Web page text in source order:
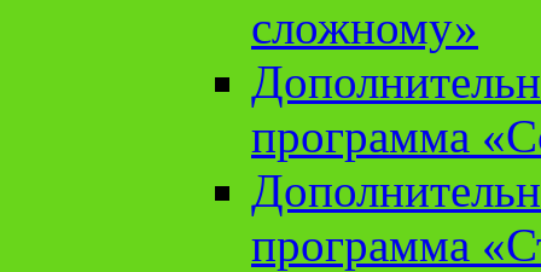
сложному»
программа
программа